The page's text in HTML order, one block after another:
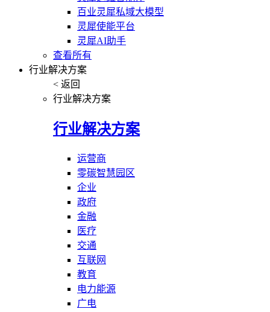
百业灵犀私域大模型
灵犀使能平台
灵犀AI助手
查看所有
行业解决方案
< 返回
行业解决方案
行业解决方案
运营商
零碳智慧园区
企业
政府
金融
医疗
交通
互联网
教育
电力能源
广电